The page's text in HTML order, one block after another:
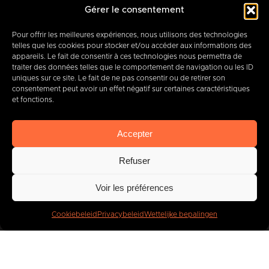
Gérer le consentement
Pour offrir les meilleures expériences, nous utilisons des technologies
telles que les cookies pour stocker et/ou accéder aux informations des
appareils. Le fait de consentir à ces technologies nous permettra de
traiter des données telles que le comportement de navigation ou les ID
uniques sur ce site. Le fait de ne pas consentir ou de retirer son
consentement peut avoir un effet négatif sur certaines caractéristiques
et fonctions.
Accepter
Refuser
Voir les préférences
Cookiebeleid PrivacybeleidWettelijke bepalingen
Rue des Quatre Fils Aymon, 12-14
+32 (0) 65 39 95 70
Vandaag, partnervan
400bedrijven.